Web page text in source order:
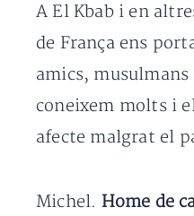
A El Kbab i en
de França ens
amics,
coneixem molts i
afecte malgrat el
Michel. Home de